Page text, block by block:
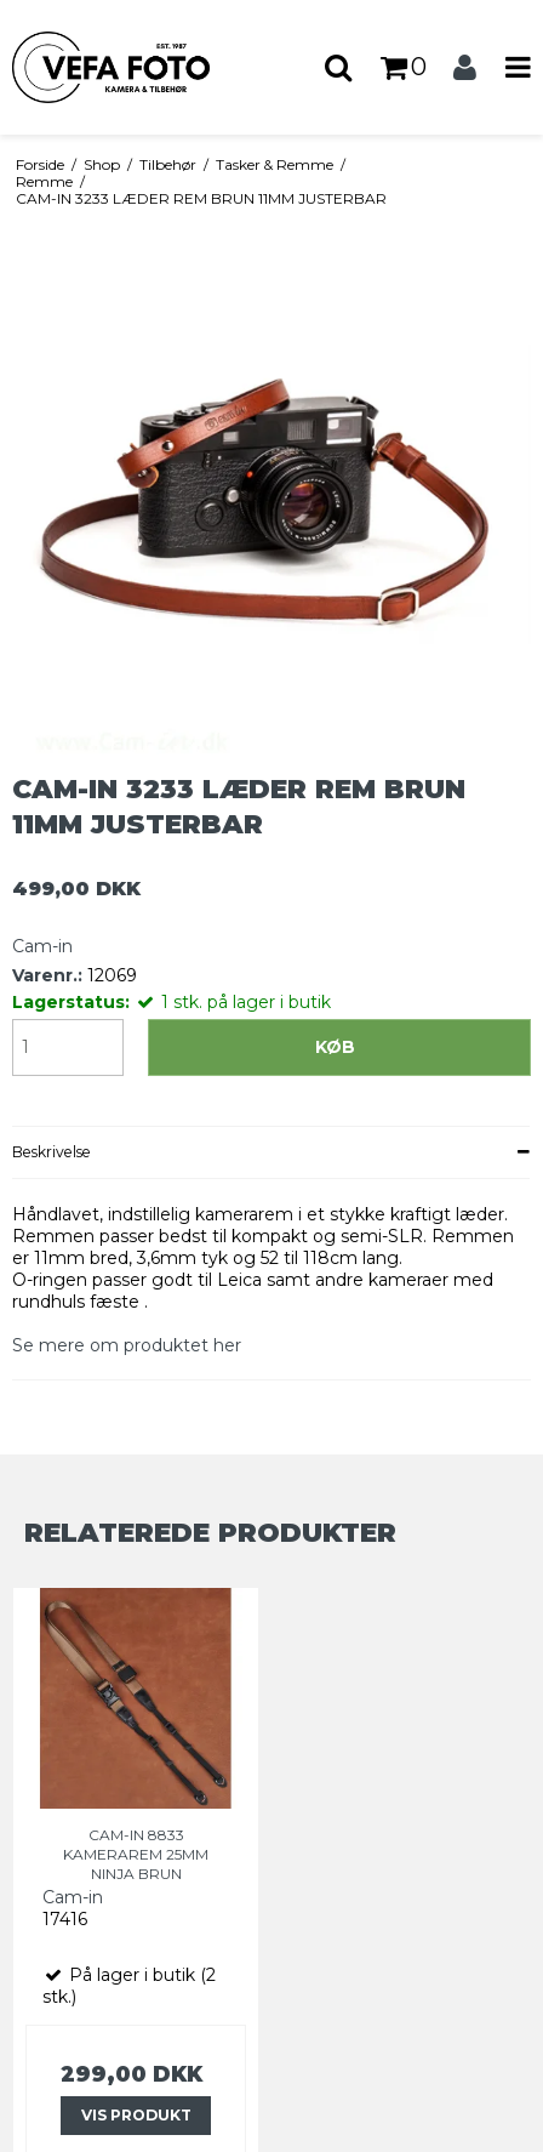
0
Forside / Shop / Tilbehør / Tasker & Remme /
Remme /
CAM-IN 3233 LÆDER REM BRUN 11MM JUSTERBAR
CAM-IN 3233 LÆDER REM BRUN
11MM JUSTERBAR
499,00 DKK
Cam-in
Varenr.: 12069
Lagerstatus:
1 stk. på lager i butik
KØB
Beskrivelse
Håndlavet, indstillelig kamerarem i et stykke kraftigt læder.
Remmen passer bedst til kompakt og semi-SLR. Remmen
er 11mm bred, 3,6mm tyk og 52 til 118cm lang.
O-ringen passer godt til Leica samt andre kameraer med
rundhuls fæste .
Se mere om produktet her
RELATEREDE PRODUKTER
CAM-IN 8833
KAMERAREM 25MM
NINJA BRUN
Cam-in
17416
På lager i butik (2
stk.)
299,00 DKK
VIS PRODUKT